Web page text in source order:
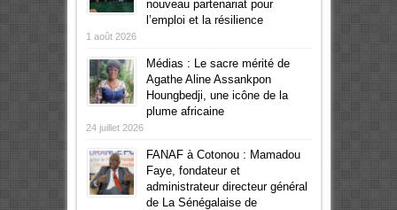
nouveau partenariat pour
l’emploi et la résilience
1 août 2026
Médias : Le sacre mérité de
Agathe Aline Assankpon
Houngbedji, une icône de la
plume africaine
24 juillet 2026
FANAF à Cotonou : Mamadou
Faye, fondateur et
administrateur directeur général
de La Sénégalaise de